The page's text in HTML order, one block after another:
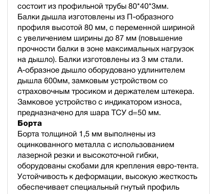
состоит из профильной трубы 80*40*3мм.
Балки дышла изготовлены из П-образного
профиля высотой 80 мм, с переменной шириной
с увеличением ширины до 87 мм (повышение
прочности балки в зоне максимальных нагрузок
на дышло). Балки изготовлены из 3 мм стали.
А-образное дышло оборудовано удлинителем
дышла 600мм, замковым устройством со
страховочным тросиком и держателем штекера.
Замковое устройство с индикатором износа,
предназначено для шара ТСУ d=50 мм.
Борта
Борта толщиной 1,5 мм выполнены из
оцинкованного металла с использованием
лазерной резки и высокоточной гибки,
оборудованы скобами для крепления евро-тента.
Устойчивость к деформации, высокую жесткость
обеспечивает специальный гнутый профиль